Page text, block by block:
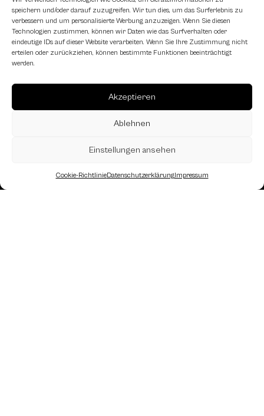
speichern und/oder darauf zuzugreifen. Wir tun dies, um das Surferlebnis zu
verbessern und um personalisierte Werbung anzuzeigen. Wenn Sie diesen
Technologien zustimmen, können wir Daten wie das Surfverhalten oder
eindeutige IDs auf dieser Website verarbeiten. Wenn Sie Ihre Zustimmung nicht
erteilen oder zurückziehen, können bestimmte Funktionen beeinträchtigt
werden.
Akzeptieren
Ablehnen
Einstellungen ansehen
Cookie-RichtlinieDatenschutzerklärungImpressum